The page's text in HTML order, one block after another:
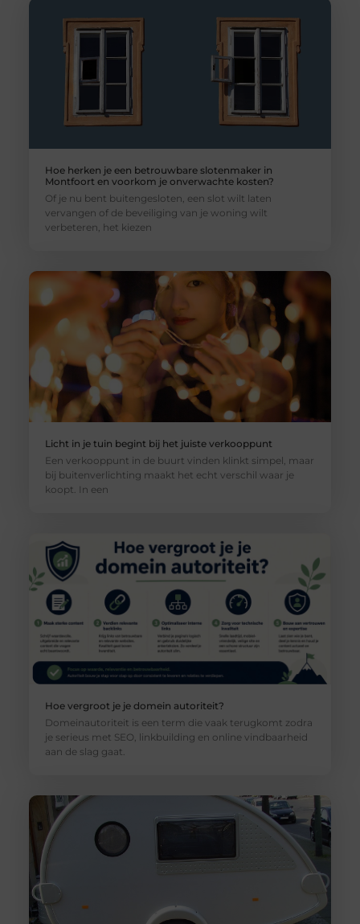
Hoe herken je een betrouwbare slotenmaker in
Montfoort en voorkom je onverwachte kosten?
Of je nu bent buitengesloten, een slot wilt laten
vervangen of de beveiliging van je woning wilt
verbeteren, het kiezen
Licht in je tuin begint bij het juiste verkooppunt
Een verkooppunt in de buurt vinden klinkt simpel, maar
bij buitenverlichting maakt het echt verschil waar je
koopt. In een
Hoe vergroot je je domein autoriteit?
Domeinautoriteit is een term die vaak terugkomt zodra
je serieus met SEO, linkbuilding en online vindbaarheid
aan de slag gaat.